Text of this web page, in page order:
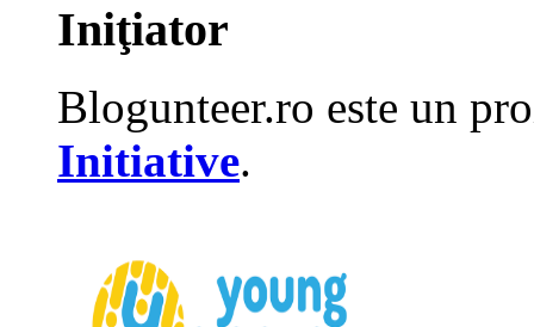
Iniţiator
Blogunteer.ro este un
Initiative.